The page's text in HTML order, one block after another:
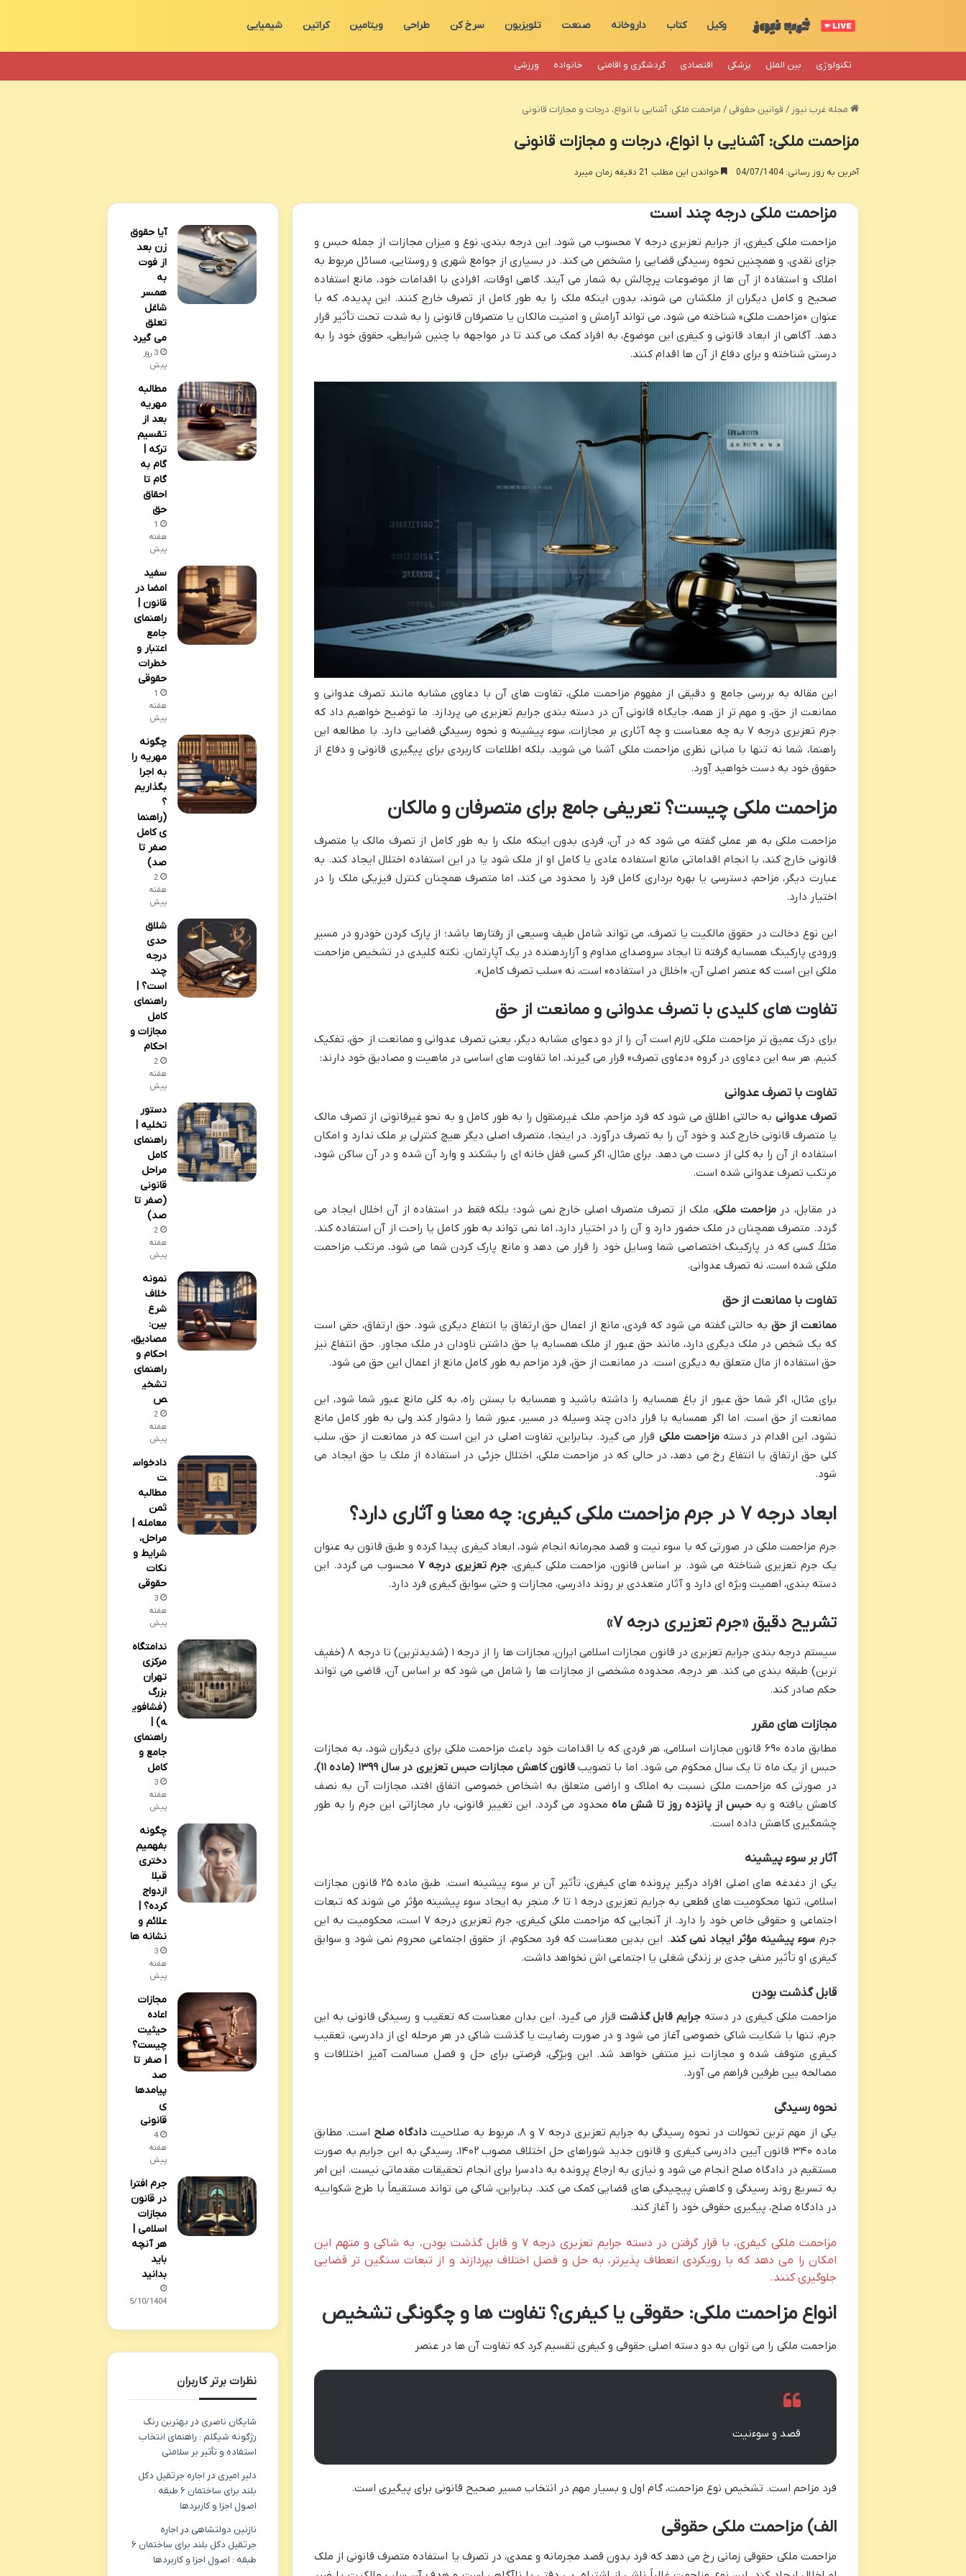
وکیل کتاب داروخانه صنعت تلویزیون سرخ کن طراحی ویتامین کراتین شیمیایی
تکنولوژی بین الملل پزشکی اقتصادی گردشگری و اقامتی خانواده ورزشی
مجله غرب نیوز / قوانین حقوقی / مزاحمت ملکی: آشنایی با انواع، درجات و مجازات قانونی
مزاحمت ملکی: آشنایی با انواع، درجات و مجازات قانونی
آخرین به روز رسانی: 04/07/1404 خواندن این مطلب 21 دقیقه زمان میبرد
مزاحمت ملکی درجه چند است
مزاحمت ملکی کیفری، از جرایم تعزیری درجه ۷ محسوب می شود. این درجه بندی، نوع و میزان مجازات از جمله حبس و
جزای نقدی، و همچنین نحوه رسیدگی قضایی را مشخص می کند. در بسیاری از جوامع شهری و روستایی، مسائل مربوط به
املاک و استفاده از آن ها از موضوعات پرچالش به شمار می آیند. گاهی اوقات، افرادی با اقدامات خود، مانع استفاده
صحیح و کامل دیگران از ملکشان می شوند، بدون اینکه ملک را به طور کامل از تصرف خارج کنند. این پدیده، که با
عنوان «مزاحمت ملکی» شناخته می شود، می تواند آرامش و امنیت مالکان یا متصرفان قانونی را به شدت تحت تأثیر قرار
دهد. آگاهی از ابعاد قانونی و کیفری این موضوع، به افراد کمک می کند تا در مواجهه با چنین شرایطی، حقوق خود را به
درستی شناخته و برای دفاع از آن ها اقدام کنند.
این مقاله به بررسی جامع و دقیقی از مفهوم مزاحمت ملکی، تفاوت های آن با دعاوی مشابه مانند تصرف عدوانی و
ممانعت از حق، و مهم تر از همه، جایگاه قانونی آن در دسته بندی جرایم تعزیری می پردازد. ما توضیح خواهیم داد که
جرم تعزیری درجه ۷ به چه معناست و چه آثاری بر مجازات، سوء پیشینه و نحوه رسیدگی قضایی دارد. با مطالعه این
راهنما، شما نه تنها با مبانی نظری مزاحمت ملکی آشنا می شوید، بلکه اطلاعات کاربردی برای پیگیری قانونی و دفاع از
حقوق خود به دست خواهید آورد.
مزاحمت ملکی چیست؟ تعریفی جامع برای متصرفان و مالکان
مزاحمت ملکی به هر عملی گفته می شود که در آن، فردی بدون اینکه ملک را به طور کامل از تصرف مالک یا متصرف
قانونی خارج کند، با انجام اقداماتی مانع استفاده عادی یا کامل او از ملک شود یا در این استفاده اختلال ایجاد کند. به
عبارت دیگر، مزاحم، دسترسی یا بهره برداری کامل فرد را محدود می کند، اما متصرف همچنان کنترل فیزیکی ملک را در
اختیار دارد.
این نوع دخالت در حقوق مالکیت یا تصرف، می تواند شامل طیف وسیعی از رفتارها باشد؛ از پارک کردن خودرو در مسیر
ورودی پارکینگ همسایه گرفته تا ایجاد سروصدای مداوم و آزاردهنده در یک آپارتمان. نکته کلیدی در تشخیص مزاحمت
ملکی این است که عنصر اصلی آن، «اخلال در استفاده» است، نه «سلب تصرف کامل».
تفاوت های کلیدی با تصرف عدوانی و ممانعت از حق
برای درک عمیق تر مزاحمت ملکی، لازم است آن را از دو دعوای مشابه دیگر، یعنی تصرف عدوانی و ممانعت از حق، تفکیک
کنیم. هر سه این دعاوی در گروه «دعاوی تصرف» قرار می گیرند، اما تفاوت های اساسی در ماهیت و مصادیق خود دارند:
تفاوت با تصرف عدوانی
تصرف عدوانیبه حالتی اطلاق می شود که فرد مزاحم، ملک غیرمنقول را به طور کامل و به نحو غیرقانونی از تصرف مالک
یا متصرف قانونی خارج کند و خود آن را به تصرف درآورد. در اینجا، متصرف اصلی دیگر هیچ کنترلی بر ملک ندارد و امکان
استفاده از آن را به کلی از دست می دهد. برای مثال، اگر کسی قفل خانه ای را بشکند و وارد آن شده و در آن ساکن شود،
مرتکب تصرف عدوانی شده است.
در مقابل، درمزاحمت ملکی، ملک از تصرف متصرف اصلی خارج نمی شود؛ بلکه فقط در استفاده از آن اخلال ایجاد می
گردد. متصرف همچنان در ملک حضور دارد و آن را در اختیار دارد، اما نمی تواند به طور کامل یا راحت از آن استفاده کند.
مثلاً، کسی که در پارکینگ اختصاصی شما وسایل خود را قرار می دهد و مانع پارک کردن شما می شود، مرتکب مزاحمت
ملکی شده است، نه تصرف عدوانی.
تفاوت با ممانعت از حق
ممانعت از حقبه حالتی گفته می شود که فردی، مانع از اعمال حق ارتفاق یا انتفاع دیگری شود. حق ارتفاق، حقی است
که یک شخص در ملک دیگری دارد، مانند حق عبور از ملک همسایه یا حق داشتن ناودان در ملک مجاور. حق انتفاع نیز
حق استفاده از مال متعلق به دیگری است. در ممانعت از حق، فرد مزاحم به طور کامل مانع از اعمال این حق می شود.
برای مثال، اگر شما حق عبور از باغ همسایه را داشته باشید و همسایه با بستن راه، به کلی مانع عبور شما شود، این
ممانعت از حق است. اما اگر همسایه با قرار دادن چند وسیله در مسیر، عبور شما را دشوار کند ولی به طور کامل مانع
نشود، این اقدام در دستهمزاحمت ملکی قرار می گیرد. بنابراین، تفاوت اصلی در این است که در ممانعت از حق، سلب
کلی حق ارتفاق یا انتفاع رخ می دهد، در حالی که در مزاحمت ملکی، اختلال جزئی در استفاده از ملک یا حق ایجاد می
شود.
ابعاد درجه ۷ در جرم مزاحمت ملکی کیفری: چه معنا و آثاری دارد؟
جرم مزاحمت ملکی در صورتی که با سوء نیت و قصد مجرمانه انجام شود، ابعاد کیفری پیدا کرده و طبق قانون به عنوان
یک جرم تعزیری شناخته می شود. بر اساس قانون، مزاحمت ملکی کیفری، جرم تعزیری درجه ۷
محسوب می گردد. این
دسته بندی، اهمیت ویژه ای دارد و آثار متعددی بر روند دادرسی، مجازات و حتی سوابق کیفری فرد دارد.
تشریح دقیق «جرم تعزیری درجه ۷»
سیستم درجه بندی جرایم تعزیری در قانون مجازات اسلامی ایران، مجازات ها را از درجه ۱ (شدیدترین) تا درجه ۸ (خفیف
ترین) طبقه بندی می کند. هر درجه، محدوده مشخصی از مجازات ها را شامل می شود که بر اساس آن، قاضی می تواند
حکم صادر کند.
مجازات های مقرر
مطابق ماده ۶۹۰ قانون مجازات اسلامی، هر فردی که با اقدامات خود باعث مزاحمت ملکی برای دیگران شود، به مجازات
حبس از یک ماه تا یک سال محکوم می شود. اما با تصویبقانون کاهش مجازات حبس تعزیری در سال ۱۳۹۹ (ماده ۱۱)
،
در صورتی که مزاحمت ملکی نسبت به املاک و اراضی متعلق به اشخاص خصوصی اتفاق افتد، مجازات آن به نصف
کاهش یافته و به حبس از پانزده روز تا شش ماه محدود می گردد. این تغییر قانونی، بار مجازاتی این جرم را به طور
چشمگیری کاهش داده است.
آثار بر سوء پیشینه
یکی از دغدغه های اصلی افراد درگیر پرونده های کیفری، تأثیر آن بر سوء پیشینه است. طبق ماده ۲۵ قانون مجازات
اسلامی، تنها محکومیت های قطعی به جرایم تعزیری درجه ۱ تا ۶، منجر به ایجاد سوء پیشینه مؤثر می شوند که تبعات
اجتماعی و حقوقی خاص خود را دارد. از آنجایی که مزاحمت ملکی کیفری، جرم تعزیری درجه ۷ است، محکومیت به این
جرم سوء پیشینه مؤثر ایجاد نمی کند. این بدین معناست که فرد محکوم، از حقوق اجتماعی محروم نمی شود و سوابق
کیفری او تأثیر منفی جدی بر زندگی شغلی یا اجتماعی اش نخواهد داشت.
قابل گذشت بودن
مزاحمت ملکی کیفری در دسته جرایم قابل گذشت قرار می گیرد. این بدان معناست که تعقیب و رسیدگی قانونی به این
جرم، تنها با شکایت شاکی خصوصی آغاز می شود و در صورت رضایت یا گذشت شاکی در هر مرحله ای از دادرسی، تعقیب
کیفری متوقف شده و مجازات نیز منتفی خواهد شد. این ویژگی، فرصتی برای حل و فصل مسالمت آمیز اختلافات و
مصالحه بین طرفین فراهم می آورد.
نحوه رسیدگی
یکی از مهم ترین تحولات در نحوه رسیدگی به جرایم تعزیری درجه ۷ و ۸، مربوط به صلاحیت دادگاه صلح است. مطابق
ماده ۳۴۰ قانون آیین دادرسی کیفری و قانون جدید شوراهای حل اختلاف مصوب ۱۴۰۲، رسیدگی به این جرایم به صورت
مستقیم در دادگاه صلح انجام می شود و نیازی به ارجاع پرونده به دادسرا برای انجام تحقیقات مقدماتی نیست. این امر
به تسریع روند رسیدگی و کاهش پیچیدگی های قضایی کمک می کند. بنابراین، شاکی می تواند مستقیماً با طرح شکواییه
در دادگاه صلح، پیگیری حقوقی خود را آغاز کند.
مزاحمت ملکی کیفری، با قرار گرفتن در دسته جرایم تعزیری درجه ۷ و قابل گذشت بودن، به شاکی و متهم این
امکان را می دهد که با رویکردی انعطاف پذیرتر، به حل و فصل اختلاف بپردازند و از تبعات سنگین تر قضایی
جلوگیری کنند.
انواع مزاحمت ملکی: حقوقی یا کیفری؟ تفاوت ها و چگونگی تشخیص
مزاحمت ملکی را می توان به دو دسته اصلی حقوقی و کیفری تقسیم کرد که تفاوت آن ها در عنصر
قصد و سوءنیت
فرد مزاحم است. تشخیص نوع مزاحمت، گام اول و بسیار مهم در انتخاب مسیر صحیح قانونی برای پیگیری است.
الف) مزاحمت ملکی حقوقی
مزاحمت ملکی حقوقی زمانی رخ می دهد که فرد بدون قصد مجرمانه و عمدی، در تصرف یا استفاده متصرف قانونی از ملک
آیا حقوق
زن بعد
از فوت
به
همسر
شاغل
تعلق
می گیرد
3 روز
پیش
مطالبه
مهریه
بعد از
تقسیم
ترکه |
گام به
گام تا
احقاق
حق
1
هفته
پیش
سفید
امضا در
قانون |
راهنمای
جامع
اعتبار و
خطرات
حقوقی
1
هفته
پیش
چگونه
مهریه را
به اجرا
بگذاریم
؟
(راهنما
ی کامل
صفر تا
صد)
2
هفته
پیش
شلاق
حدی
درجه
چند
است؟ |
راهنمای
کامل
مجازات و
احکام
2
هفته
پیش
دستور
تخلیه |
راهنمای
کامل
مراحل
قانونی
(صفر تا
صد)
2
هفته
پیش
نمونه
خلاف
شرع
بین:
مصادیق،
احکام و
راهنمای
تشخی
ص
2
هفته
پیش
دادخواس
ت
مطالبه
ثمن
معامله |
مراحل،
شرایط و
نکات
حقوقی
3
هفته
پیش
ندامتگاه
مرکزی
تهران
بزرگ
(فشافوی
ه) |
راهنمای
جامع و
کامل
3
هفته
پیش
چگونه
بفهمیم
دختری
قبلا
ازدواج
کرده؟ |
علائم و
نشانه ها
3
هفته
پیش
مجازات
اعاده
حیثیت
چیست؟
| صفر تا
صد
پیامدها
ی
قانونی
4
هفته
پیش
جرم افترا
در قانون
مجازات
اسلامی |
هر آنچه
باید
بدانید
05/10/1404
نظرات برتر کاربران
شایگان ناصری در بهترین رنگ
رژگونه شیگلم : راهنمای انتخاب
استفاده و تأثیر بر سلامتی
دلیر امیری در اجاره جرثقیل دکل
بلند برای ساختمان ۶ طبقه :
اصول اجزا و کاربردها
نازنین دولتشاهی در اجاره
جرثقیل دکل بلند برای ساختمان ۶
طبقه : اصول اجزا و کاربردها